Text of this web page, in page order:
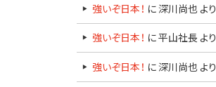
強いぞ日本！ に 深川尚也 より
強いぞ日本！ に平山社長 より
強いぞ日本！ に 深川尚也 より